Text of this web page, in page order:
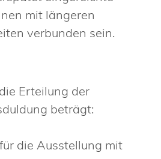
mit längeren
verbunden sein.
Erteilung der
beträgt:
die Ausstellung mit